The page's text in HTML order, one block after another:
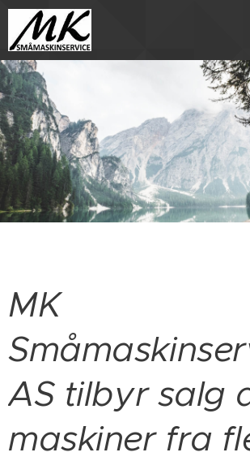
MK
AS tilbyr salg
maskiner fra